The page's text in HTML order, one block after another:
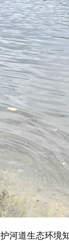
河道生态环境